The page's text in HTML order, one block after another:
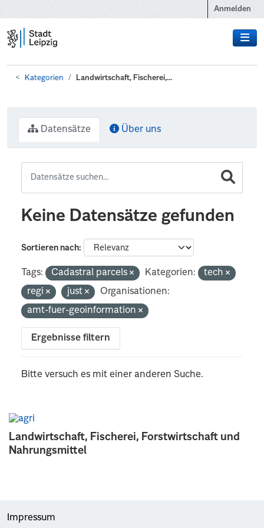
Anmelden
Kategorien Landwirtschaft, Fischerei,...
Landwirtschaft, Fischerei, Forstwirtschaft und
Nahrungsmittel
Datensätze Über uns
Keine Datensätze gefunden
Sortieren nach
Tags: Cadastral parcels Kategorien:
tech
regi
just
Organisationen:
amt-fuer-geoinformation
Ergebnisse filtern
Bitte versuch es mit einer anderen Suche.
Impressum